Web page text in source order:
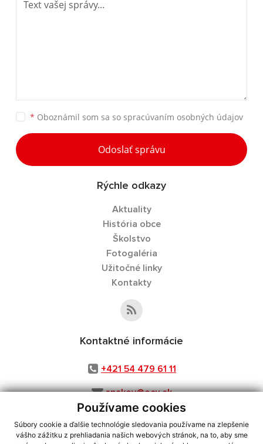
Používame cookies
Súbory cookie a ďalšie technológie sledovania používame na zlepšenie
vášho zážitku z prehliadania našich webových stránok, na to, aby sme
* Oboznámil som sa so spracúvaním osobných údajov
Odoslať správu
Rýchle odkazy
Aktuality
História obce
Školstvo
Fotogaléria
Užitočné linky
Kontakty
Kontaktné informácie
+421 54 479 61 11
snakov@ocu.sk